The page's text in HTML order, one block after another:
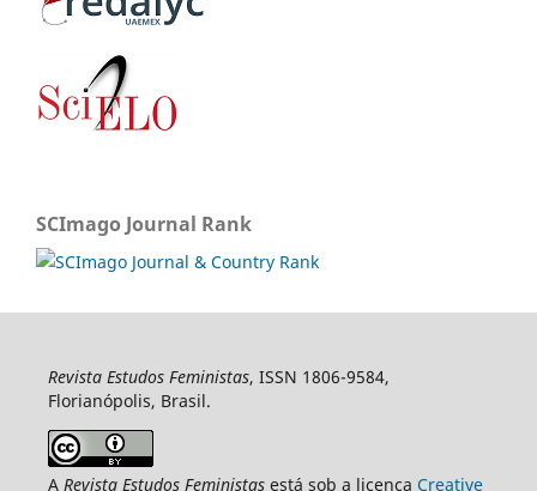
SCImago Journal Rank
Revista Estudos Feministas, ISSN 1806-9584,
Florianópolis, Brasil.
A Revista Estudos Feministasestá sob a licença Creative